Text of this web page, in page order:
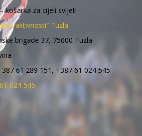
košarka za cijeli svijet!
aktivnosti” Tuzla
brigade 37, 75000 Tuzla
61 289 151, +387 61 024 545
024 545